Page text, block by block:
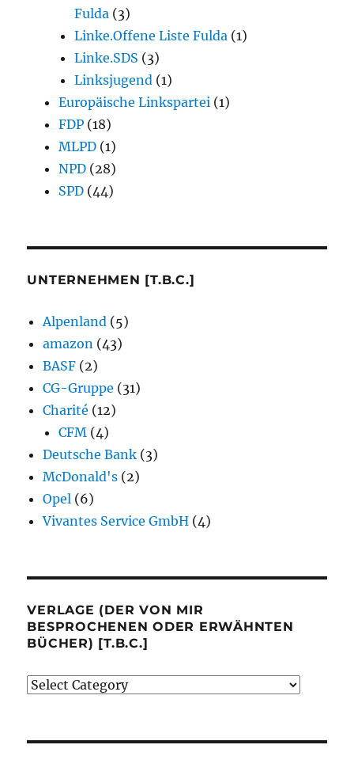
Fulda (3)
Linke.Offene Liste Fulda (1)
Linke.SDS (3)
Linksjugend (1)
Europäische Linkspartei (1)
FDP (18)
MLPD (1)
NPD (28)
SPD (44)
UNTERNEHMEN [T.B.C.]
Alpenland (5)
amazon (43)
BASF (2)
CG-Gruppe (31)
Charité (12)
CFM (4)
Deutsche Bank (3)
McDonald's (2)
Opel (6)
Vivantes Service GmbH (4)
VERLAGE (DER VON MIR
BESPROCHENEN ODER ERWÄHNTEN
BÜCHER) [T.B.C.]
Verlage